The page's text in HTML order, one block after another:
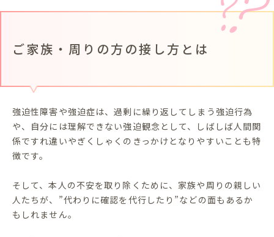
ご家族・周りの方の接し方とは
強迫性障害や強迫症は、過剰に繰り返してしまう強迫行為
や、自分には理解できない強迫観念として、しばしば人間関
係ですれ違いやぎくしゃくのきっかけとなりやすいことも特
徴です。
そして、本人の不安を取り除くために、家族や周りの親しい
人たちが、”代わりに確認を代行したり”などの面もあるか
もしれません。